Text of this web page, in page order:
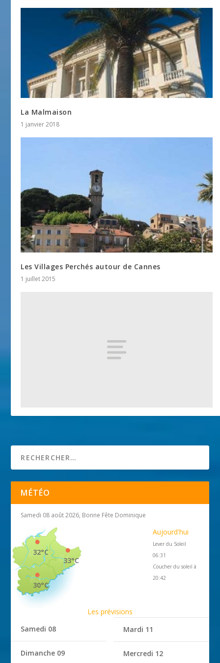
La Malmaison
1 janvier 2018
Les Villages Perchés autour de Cannes
1 juillet 2015
MÉTÉO
Samedi 08 août 2026, Bonne Fête Dominique
33°C
32°C
30°C
Aujourd'hui
Lever du Soleil
06:31
Coucher du soleil à
20:42
Les prévisions
Samedi 08
Dimanche 09
Mardi 11
Mercredi 12